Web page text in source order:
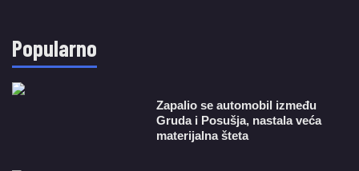
Popularno
Zapalio se automobil između
Gruda i Posušja, nastala veća
materijalna šteta